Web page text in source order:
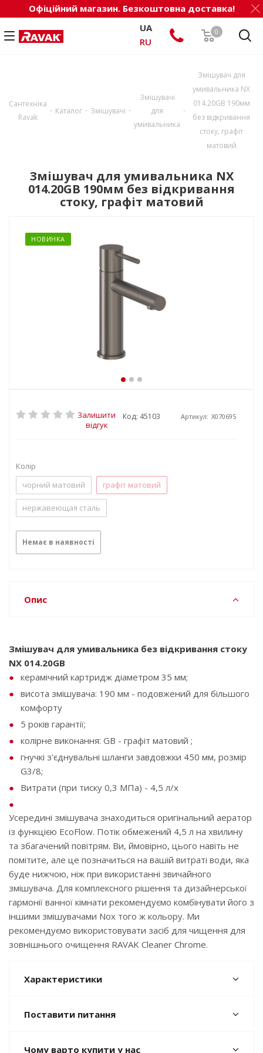
Офіційний магазин. Безкоштовна доставка!
0
UA
RU
Сантехніка
Ravak
- Каталог - Змішувачі -
Змішувачі
для
умивальника
-
Змішувач для
умивальника NX
014.20GB 190мм
без відкривання
стоку, графіт
матовий
Змішувач для умивальника NX
014.20GB 190мм без відкривання
стоку, графіт матовий
НОВИНКА
Залишити
відгук
Код: 45103 Артикул: X070695
Колір
чорний матовий
графіт матовий
нержавеющая сталь
Немає в наявності
Опис
Змішувач для умивальника без відкривання стоку
NX 014.20GB
керамічний картридж діаметром 35 мм;
висота змішувача: 190 мм - подовжений для більшого
комфорту
5 років гарантії;
колірне виконання: GB - графіт матовий ;
гнучкі з'єднувальні шланги завдовжки 450 мм, розмір
G3/8;
Витрати (при тиску 0,3 МПа) - 4,5 л/х
Усередині змішувача знаходиться оригінальний аератор
із функцією EcoFlow. Потік обмежений 4,5 л на хвилину
та збагачений повітрям. Ви, ймовірно, цього навіть не
помітите, але це позначиться на вашій витраті води, яка
буде нижчою, ніж при використанні звичайного
змішувача. Для комплексного рішення та дизайнерської
гармонії ванної кімнати рекомендуємо комбінувати його з
іншими змішувачами Nox того ж кольору. Ми
рекомендуємо використовувати засіб для чищення для
зовнішнього очищення RAVAK Cleaner Chrome.
Характеристики
Поставити питання
Чому варто купити у нас